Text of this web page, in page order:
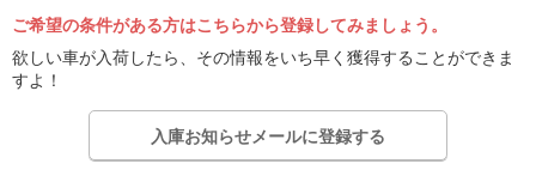
ご希望の条件がある方はこちらから登録してみましょう。
欲しい車が入荷したら、その情報をいち早く獲得することができま
すよ！
入庫お知らせメールに登録する